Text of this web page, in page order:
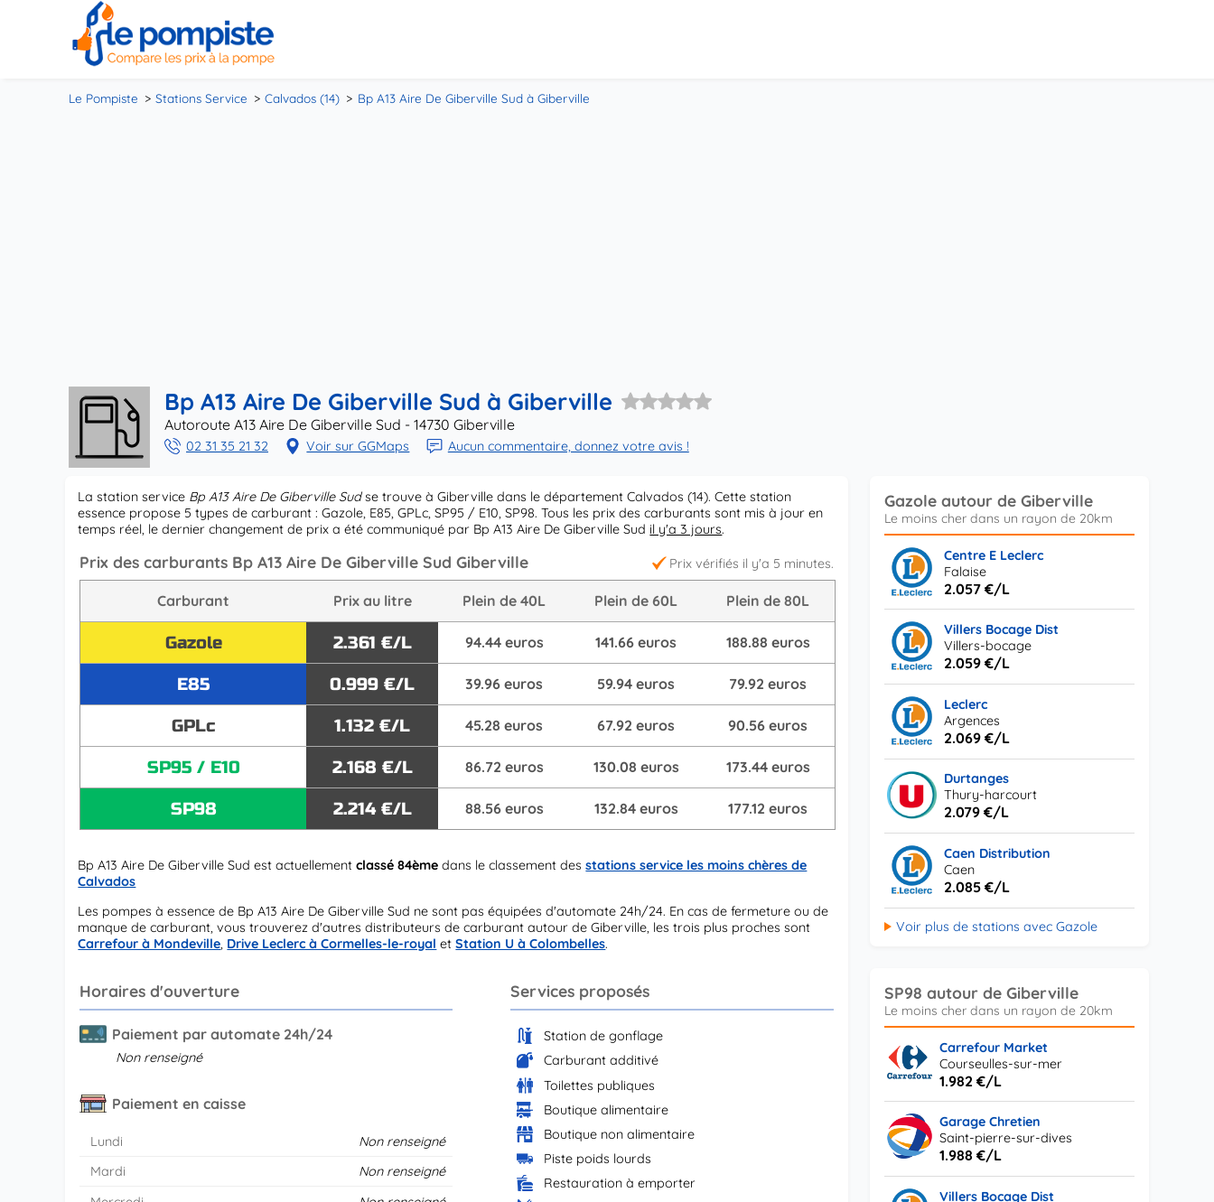
Le Pompiste Stations Service Calvados (14) Bp A13 Aire De Giberville Sud à Giberville
Bp A13 Aire De Giberville Sud à Giberville
Autoroute A13 Aire De Giberville Sud - 14730 Giberville
02 31 35 21 32 Voir sur GGMaps Aucun commentaire, donnez votre avis !
La station service Bp A13 Aire De Giberville Sudse trouve à Giberville dans le département Calvados (14). Cette station
essence propose 5 types de carburant : Gazole, E85, GPLc, SP95 / E10, SP98. Tous les prix des carburants sont mis à jour en
temps réel, le dernier changement de prix a été communiqué par Bp A13 Aire De Giberville Sud il y'a 3 jours.
Prix vérifiés il y'a 5 minutes.
Prix des carburants Bp A13 Aire De Giberville Sud Giberville
Carburant Prix au litre Plein de 40L Plein de 60L Plein de 80L
Gazole 2.361 €/L 94.44 euros 141.66 euros 188.88 euros
E85 0.999 €/L 39.96 euros 59.94 euros 79.92 euros
GPLc 1.132 €/L 45.28 euros 67.92 euros 90.56 euros
SP95 / E10 2.168 €/L 86.72 euros 130.08 euros 173.44 euros
SP98 2.214 €/L 88.56 euros 132.84 euros 177.12 euros
Bp A13 Aire De Giberville Sud est actuellementclassé 84ème dans le classement desstations service les moins chères de
Calvados
Les pompes à essence de Bp A13 Aire De Giberville Sud ne sont pas équipées d'automate 24h/24. En cas de fermeture ou de
manque de carburant, vous trouverez d'autres distributeurs de carburant autour de Giberville, les trois plus proches sont
Carrefour à Mondeville, Drive Leclerc à Cormelles-le-royal etStation U à Colombelles.
Horaires d'ouverture
Paiement par automate 24h/24
Non renseigné
Paiement en caisse
Lundi
Non renseigné
Mardi
Non renseigné
Services proposés
Station de gonflage
Carburant additivé
Toilettes publiques
Boutique alimentaire
Boutique non alimentaire
Piste poids lourds
Restauration à emporter
Gazole autour de Giberville
Centre E Leclerc
Falaise
2.057 €/L
Villers Bocage Dist
Villers-bocage
2.059 €/L
Leclerc
Argences
2.069 €/L
Durtanges
Thury-harcourt
2.079 €/L
Caen Distribution
Caen
2.085 €/L
Voir plus de stations avec Gazole
SP98 autour de Giberville
Carrefour Market
Courseulles-sur-mer
1.982 €/L
Garage Chretien
Saint-pierre-sur-dives
1.988 €/L
Villers Bocage Dist